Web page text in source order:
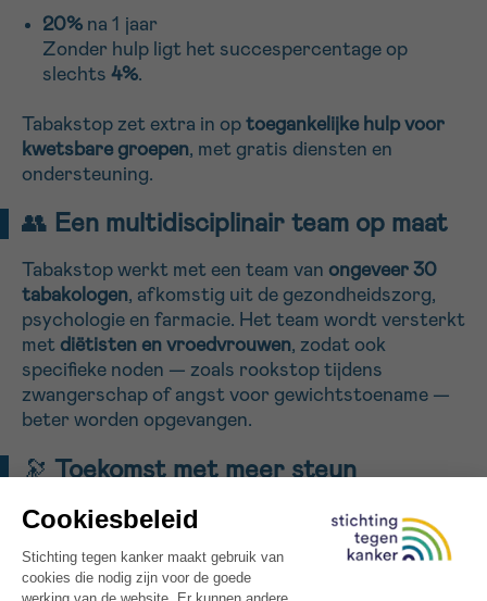
20% na 1 jaar
Zonder hulp ligt het succespercentage op
slechts 4%.
Tabakstop zet extra in op toegankelijke hulp voor
kwetsbare groepen, met gratis diensten en
ondersteuning.
👥 Een multidisciplinair team op maat
Tabakstop werkt met een team van ongeveer 30
tabakologen, afkomstig uit de gezondheidszorg,
psychologie en farmacie. Het team wordt versterkt
met diëtisten en vroedvrouwen, zodat ook
specifieke noden — zoals rookstop tijdens
zwangerschap of angst voor gewichtstoename —
beter worden opgevangen.
🔭Toekomst met meer steun
Tabakstop maakt al 20 jaar het verschil. Maar om
meer
structurele steun van de overheid